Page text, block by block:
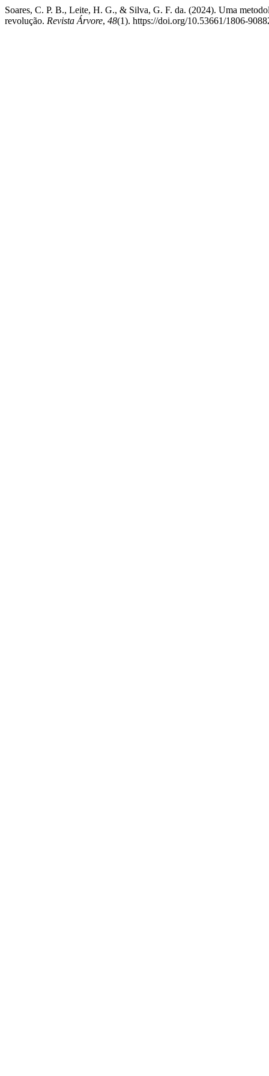
Soares, C. P. B., Leite, H. G., & Silva, G. F. da. (2024). Uma
revolução. Revista Árvore, 48(1). https://doi.org/10.53661/1806-